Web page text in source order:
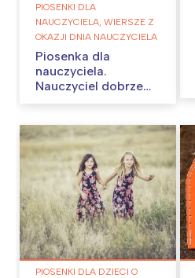
PIOSENKI DLA
NAUCZYCIELA, WIERSZE Z
OKAZJI DNIA NAUCZYCIELA
Piosenka dla
nauczyciela.
Nauczyciel dobrze
PIOSENKI DLA DZIECI O